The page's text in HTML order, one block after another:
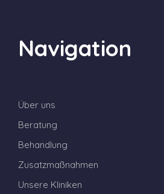
Navigation
Über uns
Beratung
Behandlung
Zusatzmaßnahmen
Unsere Kliniken